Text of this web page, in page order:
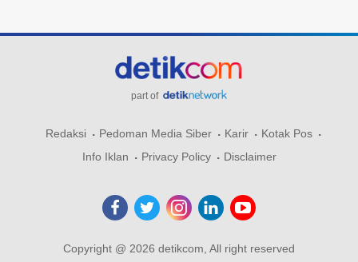
part of
Redaksi Pedoman Media Siber Karir
Kotak Pos
Info Iklan
Privacy Policy Disclaimer
Copyright @ 2026 detikcom, All right reserved